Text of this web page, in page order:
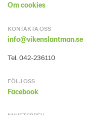
Om cookies
KONTAKTA OSS
info@vikenslantman.se
Tel. 042-236110
FÖLJ OSS
Facebook